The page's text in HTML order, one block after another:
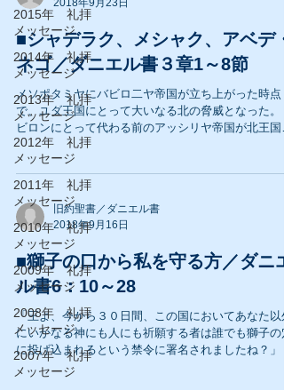
2015年 礼拝
メッセージ
2014年 礼拝
メッセージ
2013年 礼拝
メッセージ
2012年 礼拝
メッセージ
2011年 礼拝
メッセージ
2010年 礼拝
メッセージ
2009年 礼拝
メッセージ
2008年 礼拝
メッセージ
2007年 礼拝
メッセージ
2018年9月23日
■シャデラク、メシャク、アベデ・
ネゴ／ダニエル書３章1～8節
メソポタミヤにバビロ二ヤ帝国が立ち上がった時点
で、ユダ王国にとって大いなる北の脅威となった。
ビロンにとって代わる前のアッシリヤ帝国が北王国
スラエルを滅ぼして約１３５年後だった。 数えきれ
いユダヤ人が捕虜として連れて行かれた。...
旧約聖書／ダニエル書
2018年9月16日
■獅子の口から私を守る方／ダニエ
ル書6：10～28
「王よ、今から３０日間、この国においてあなた以
にいかなる神にも人にも祈願する者は誰でも獅子の
に投げ込まれるという禁令に署名されましたね？」
は答えた、「その通りだ。取り消しの出来ない法律